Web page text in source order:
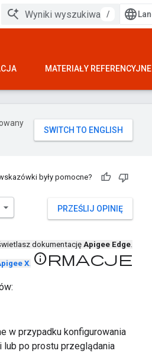
/
MATERIAŁY REFERENCYJNE
były pomocne?
PRZEŚLIJ OPINIĘ
dokumentację Apigee Edge.
X. Informacje
w przypadku konfigurowania
po prostu przeglądania